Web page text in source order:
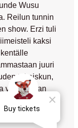
Wusu
Reilun tunnin
show. Erzi tuli
kaksi
juuri
takaiskun,
vasempaan
viikkojen